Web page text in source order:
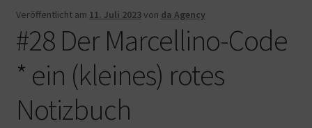
Datenschutz
Impressum
Kasse
Mein Konto
Veröffentlicht am 11. Juli 2023von da Agency
#28 Der Marcellino-Code
* ein (kleines) rotes
Notizbuch